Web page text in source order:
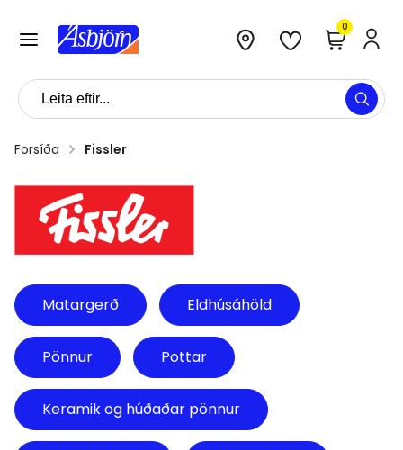
0
Forsíða Fissler
Matargerð Eldhúsáhöld
Pönnur Pottar
Keramik og húðaðar pönnur